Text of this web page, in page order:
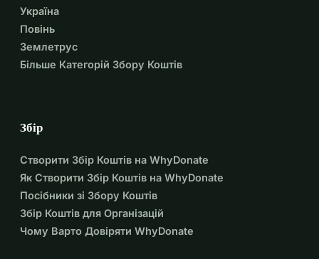
Україна
Повінь
Землетрус
Більше Категорій Збору Коштів
Збір
Створити Збір Коштів на WhyDonate
Як Створити Збір Коштів на WhyDonate
Посібники зі Збору Коштів
Збір Коштів для Організацій
Чому Варто Довіряти WhyDonate